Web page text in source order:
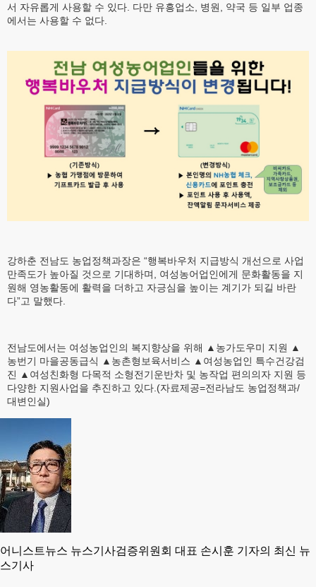
서 자유롭게 사용할 수 있다. 다만 유흥업소, 병원, 약국 등 일부 업종
에서는 사용할 수 없다.
강하춘 전남도 농업정책과장은 “행복바우처 지급방식 개선으로 사업
만족도가 높아질 것으로 기대하며, 여성농어업인에게 문화활동을 지
원해 영농활동에 활력을 더하고 자긍심을 높이는 계기가 되길 바란
다”고 말했다.
전남도에서는 여성농업인의 복지향상을 위해 ▲농가도우미 지원 ▲
농번기 마을공동급식 ▲농촌형보육서비스 ▲여성농업인 특수건강검
진 ▲여성친화형 다목적 소형전기운반차 및 농작업 편의의자 지원 등
다양한 지원사업을 추진하고 있다.(자료제공=전라남도 농업정책과/
대변인실)
어니스트뉴스 뉴스기사검증위원회 대표 손시훈 기자의 최신 뉴
스기사